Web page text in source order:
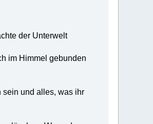
der Unterwelt
im Himmel gebunden
sein und alles, was ihr